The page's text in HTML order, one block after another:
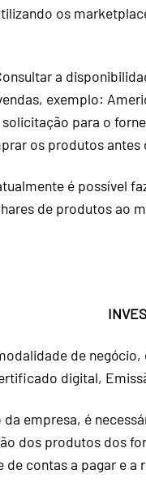
os
a
exemplo:
para o
os produtos antes
é possível
de produtos ao
de
digital,
empresa, é
dos produtos dos
contas a pagar e a